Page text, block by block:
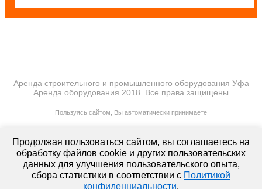
Аренда строительного и промышленного оборудования Уфа
Аренда оборудования 2018. Все права защищены
Пользуясь сайтом, Вы автоматически принимаете
lt-rent.ru
Аренда оборудования
Продолжая пользоваться сайтом, вы соглашаетесь на
обработку файлов cookie и других пользовательских
данных для улучшения пользовательского опыта,
сбора статистики в соответствии с Политикой
конфиденциальности.